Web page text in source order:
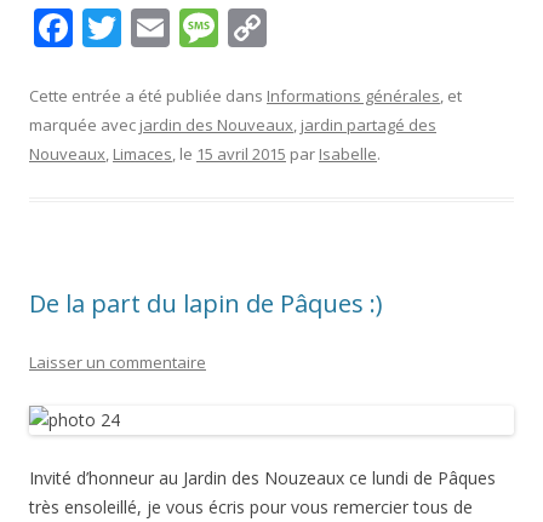
F
e
b
T
itt
er
E
ai
l
M
ss
a
p
y
Cette entrée a été publiée dans Informations générales, et
marquée avec jardin des Nouveaux, jardin partagé des
Nouveaux, Limaces, le 15 avril 2015 par Isabelle.
De la part du lapin de Pâques :)
Laisser un commentaire
Invité d’honneur au Jardin des Nouzeaux ce lundi de Pâques
très ensoleillé, je vous écris pour vous remercier tous de